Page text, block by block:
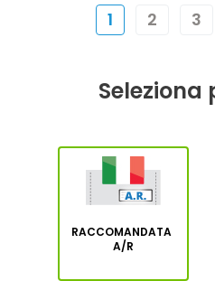
1 2 3
RACCOMANDATA
A/R